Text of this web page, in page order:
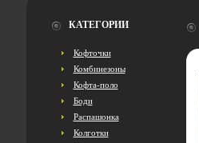
КАТЕГОРИИ
Кофточки
Комбинезоны
Кофта-поло
Боди
Распашонка
Колготки